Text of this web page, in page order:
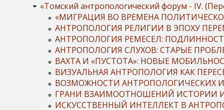
«Томский антропологический форум - IV.
«МИГРАЦИЯ ВО ВРЕМЕНА
АНТРОПОЛОГИЯ РЕЛИГИИ В ЭПОХУ
АНТРОПОЛОГИЯ РЕМЕСЕЛ:
АНТРОПОЛОГИЯ СЛУХОВ: СТАРЫЕ
ВАХТА И «ПУСТОТА»: НОВЫЕ
ВИЗУАЛЬНАЯ АНТРОПОЛОГИЯ КАК
ВОЗМОЖНОСТИ АНТРОПОЛОГИЧЕСКИХ
ГРАНИ ВЗАИМООТНОШЕНИЙ ИСТОРИИ
ИСКУССТВЕННЫЙ ИНТЕЛЛЕКТ В